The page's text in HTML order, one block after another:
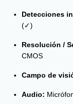
Detecciones
(✓)
Resolución /
CMOS
Campo de
Audio: